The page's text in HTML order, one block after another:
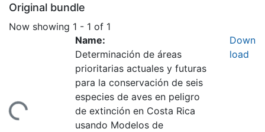
Original bundle
Now showing 1 - 1 of 1
Loading...
Name:
Determinación de áreas
prioritarias actuales y futuras
para la conservación de seis
especies de aves en peligro
de extinción en Costa Rica
usando Modelos de
Down
load